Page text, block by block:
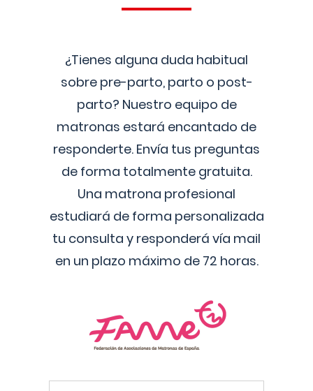
¿Tienes alguna duda habitual
sobre pre-parto, parto o post-
parto? Nuestro equipo de
matronas estará encantado de
responderte. Envía tus preguntas
de forma totalmente gratuita.
Una matrona profesional
estudiará de forma personalizada
tu consulta y responderá vía mail
en un plazo máximo de 72 horas.